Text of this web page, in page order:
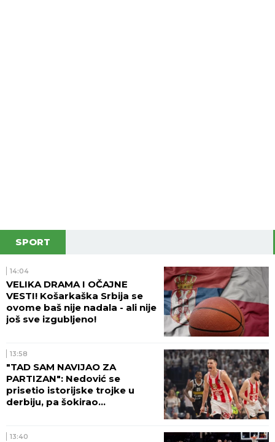
SPORT
14:04
VELIKA DRAMA I OČAJNE
VESTI! Košarkaška Srbija se
ovome baš nije nadala - ali nije
još sve izgubljeno!
13:58
"TAD SAM NAVIJAO ZA
PARTIZAN": Nedović se
prisetio istorijske trojke u
derbiju, pa šokirao
13:40